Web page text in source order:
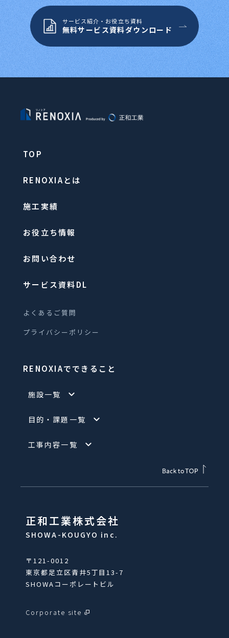
サービス紹介・お役立ち資料
無料サービス資料ダウンロード
TOP
RENOXIAとは
施工実績
お役立ち情報
お問い合わせ
サービス資料DL
よくあるご質問
プライバシーポリシー
RENOXIAでできること
施設一覧
目的・課題一覧
工事内容一覧
正和工業株式会社
SHOWA-KOUGYO inc.
〒121-0012
東京都足立区青井5丁目13-7
SHOWAコーポレートビル
Corporate site